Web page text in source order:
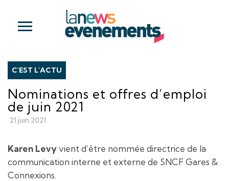
C'EST L'ACTU
Nominations et offres d’emploi
de juin 2021
21 juin 2021
Karen Levyvient d’être nommée directrice de la
communication interne et externe de SNCF Gares &
Connexions.